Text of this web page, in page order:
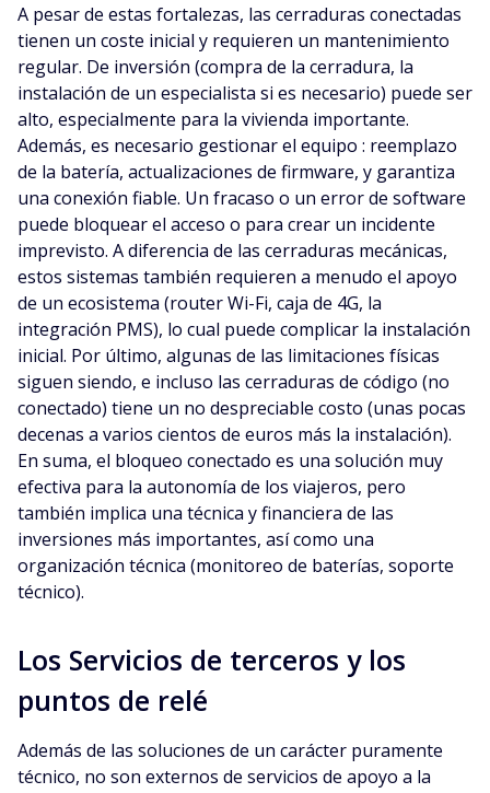
A pesar de estas fortalezas, las cerraduras conectadas
tienen un coste inicial y requieren un mantenimiento
regular. De inversión (compra de la cerradura, la
instalación de un especialista si es necesario) puede ser
alto, especialmente para la vivienda importante.
Además, es necesario gestionar el equipo : reemplazo
de la batería, actualizaciones de firmware, y garantiza
una conexión fiable. Un fracaso o un error de software
puede bloquear el acceso o para crear un incidente
imprevisto. A diferencia de las cerraduras mecánicas,
estos sistemas también requieren a menudo el apoyo
de un ecosistema (router Wi-Fi, caja de 4G, la
integración PMS), lo cual puede complicar la instalación
inicial. Por último, algunas de las limitaciones físicas
siguen siendo, e incluso las cerraduras de código (no
conectado) tiene un no despreciable costo (unas pocas
decenas a varios cientos de euros más la instalación).
En suma, el bloqueo conectado es una solución muy
efectiva para la autonomía de los viajeros, pero
también implica una técnica y financiera de las
inversiones más importantes, así como una
organización técnica (monitoreo de baterías, soporte
técnico).
Los Servicios de terceros y los
puntos de relé
Además de las soluciones de un carácter puramente
técnico, no son externos de servicios de apoyo a la